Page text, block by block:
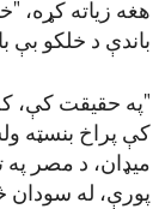
هغه زیاته کړه،
باندې د خلکو بې
"په حقیقت کې،
کې پراخ بنسټه
میډان، د مصر په
پورې، له سودان